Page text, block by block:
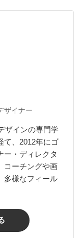
ザイナー
ザインの専門学
て、2012年にゴ
ー・ディレクタ
コーチングや画
多様なフィール